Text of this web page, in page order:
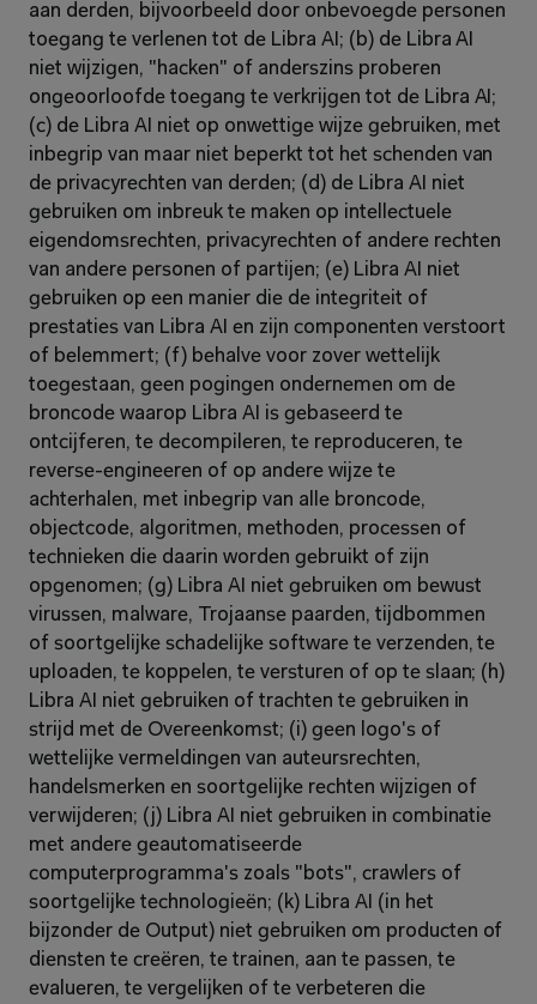
aan derden, bijvoorbeeld door onbevoegde personen
toegang te verlenen tot de Libra AI; (b) de Libra AI
niet wijzigen, "hacken" of anderszins proberen
ongeoorloofde toegang te verkrijgen tot de Libra AI;
(c) de Libra AI niet op onwettige wijze gebruiken, met
inbegrip van maar niet beperkt tot het schenden van
de privacyrechten van derden; (d) de Libra AI niet
gebruiken om inbreuk te maken op intellectuele
eigendomsrechten, privacyrechten of andere rechten
van andere personen of partijen; (e) Libra AI niet
gebruiken op een manier die de integriteit of
prestaties van Libra AI en zijn componenten verstoort
of belemmert; (f) behalve voor zover wettelijk
toegestaan, geen pogingen ondernemen om de
broncode waarop Libra AI is gebaseerd te
ontcijferen, te decompileren, te reproduceren, te
reverse-engineeren of op andere wijze te
achterhalen, met inbegrip van alle broncode,
objectcode, algoritmen, methoden, processen of
technieken die daarin worden gebruikt of zijn
opgenomen; (g) Libra AI niet gebruiken om bewust
virussen, malware, Trojaanse paarden, tijdbommen
of soortgelijke schadelijke software te verzenden, te
uploaden, te koppelen, te versturen of op te slaan; (h)
Libra AI niet gebruiken of trachten te gebruiken in
strijd met de Overeenkomst; (i) geen logo's of
wettelijke vermeldingen van auteursrechten,
handelsmerken en soortgelijke rechten wijzigen of
verwijderen; (j) Libra AI niet gebruiken in combinatie
met andere geautomatiseerde
computerprogramma's zoals "bots", crawlers of
soortgelijke technologieën; (k) Libra AI (in het
bijzonder de Output) niet gebruiken om producten of
diensten te creëren, te trainen, aan te passen, te
evalueren, te vergelijken of te verbeteren die